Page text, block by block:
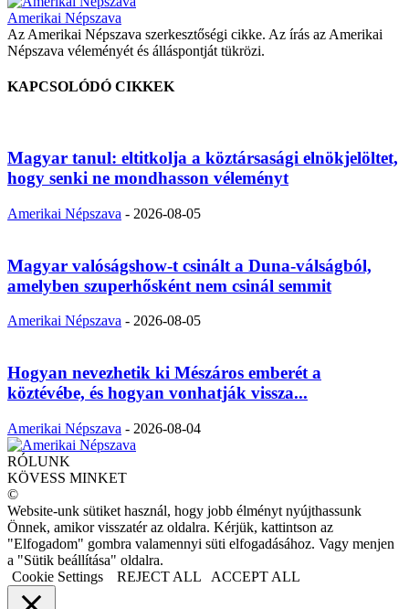
Amerikai Népszava
Az Amerikai Népszava szerkesztőségi cikke. Az írás az Amerikai
Népszava véleményét és álláspontját tükrözi.
KAPCSOLÓDÓ CIKKEK
Magyar tanul: eltitkolja a köztársasági elnökjelöltet,
hogy senki ne mondhasson véleményt
Amerikai Népszava - 2026-08-05
Magyar valóságshow-t csinált a Duna-válságból,
amelyben szuperhősként nem csinál semmit
Amerikai Népszava - 2026-08-05
Hogyan nevezhetik ki Mészáros emberét a
köztévébe, és hogyan vonhatják vissza...
Amerikai Népszava - 2026-08-04
RÓLUNK
KÖVESS MINKET
©
Website-unk sütiket használ, hogy jobb élményt nyújthassunk
Önnek, amikor visszatér az oldalra. Kérjük, kattintson az
"Elfogadom" gombra valamennyi süti elfogadásához. Vagy menjen
a "Sütik beállítása" oldalra.
Cookie Settings
REJECT ALL ACCEPT ALL